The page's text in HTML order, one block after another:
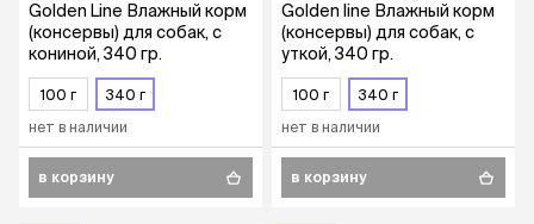
Golden Line Влажный корм
(консервы) для собак, с
кониной, 340 гр.
100 г 340 г
нет в наличии
в корзину
Golden line Влажный корм
(консервы) для собак, с
уткой, 340 гр.
100 г 340 г
нет в наличии
в корзину